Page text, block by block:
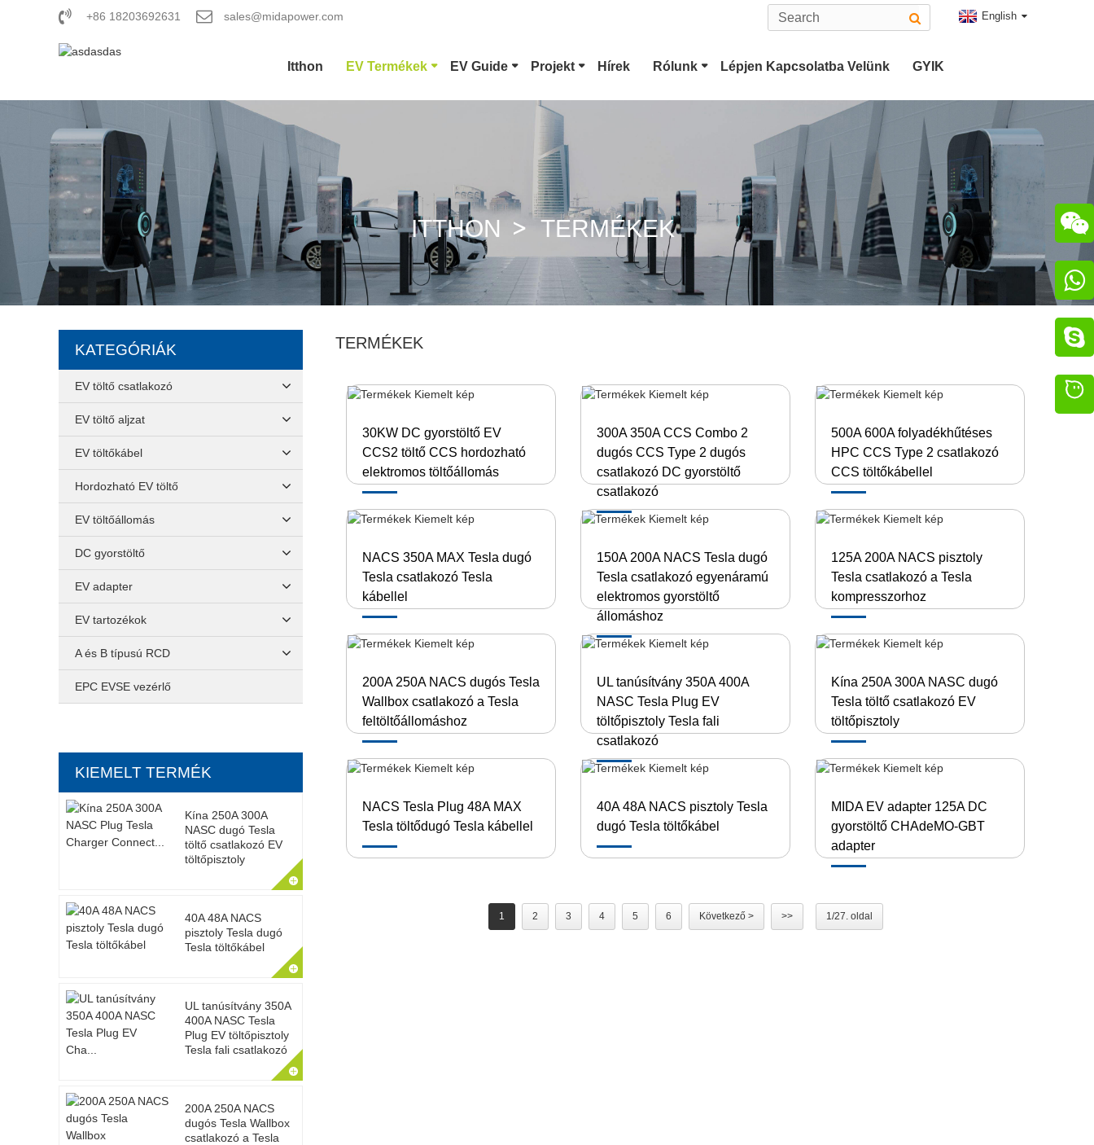
+86 18203692631 sales@midapower.com English
Itthon EV Termékek
2-Es Típusú EV Csatlakozó
CCS Combo 1 Csatlakozó CCS Combo 2 Csatlakozó CHAdeMO Csatlakozó
GB/T DC Pisztoly ChaoJi Csatlakozó
EV Guide Projekt Hírek Rólunk Lépjen Kapcsolatba Velünk GYIK
ITTHON TERMÉKEK
KATEGÓRIÁK
EV töltő csatlakozó
EV töltő aljzat
EV töltőkábel
Hordozható EV töltő
EV töltőállomás
DC gyorstöltő
EV adapter
EV tartozékok
A és B típusú RCD
EPC EVSE vezérlő
KIEMELT TERMÉK
Kína 250A 300A
NASC dugó Tesla
töltő csatlakozó EV
töltőpisztoly
40A 48A NACS
pisztoly Tesla dugó
Tesla töltőkábel
UL tanúsítvány 350A
400A NASC Tesla
Plug EV töltőpisztoly
Tesla fali csatlakozó
200A 250A NACS
dugós Tesla Wallbox
csatlakozó a Tesla
TERMÉKEK
30KW DC gyorstöltő EV
CCS2 töltő CCS hordozható
elektromos töltőállomás
300A 350A CCS Combo 2
dugós CCS Type 2 dugós
csatlakozó DC gyorstöltő
csatlakozó
500A 600A folyadékhűtéses
HPC CCS Type 2 csatlakozó
CCS töltőkábellel
NACS 350A MAX Tesla dugó
Tesla csatlakozó Tesla
kábellel
150A 200A NACS Tesla dugó
Tesla csatlakozó egyenáramú
elektromos gyorstöltő
állomáshoz
125A 200A NACS pisztoly
Tesla csatlakozó a Tesla
kompresszorhoz
200A 250A NACS dugós Tesla
Wallbox csatlakozó a Tesla
feltöltőállomáshoz
UL tanúsítvány 350A 400A
NASC Tesla Plug EV
töltőpisztoly Tesla fali
csatlakozó
Kína 250A 300A NASC dugó
Tesla töltő csatlakozó EV
töltőpisztoly
NACS Tesla Plug 48A MAX
Tesla töltődugó Tesla kábellel
40A 48A NACS pisztoly Tesla
dugó Tesla töltőkábel
MIDA EV adapter 125A DC
gyorstöltő CHAdeMO-GBT
adapter
1 2 3 4 5 6 Következő > >> 1/27. oldal


